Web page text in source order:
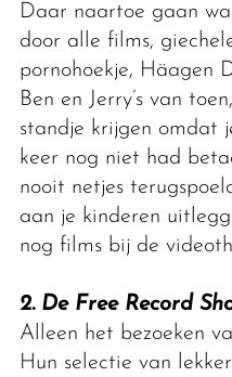
Daar naartoe gaan
door alle films,
pornohoekje, Häagen
Ben en Jerry’s van
standje krijgen omdat
keer nog niet had
nooit netjes
aan je kinderen
nog films bij de
2. De Free Record
Alleen het bezoeken
Hun selectie van